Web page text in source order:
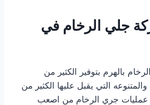
جلي الرخام في
بالهرم بتوفير الكثير من
التي يقبل عليها الكثير من
عمليات جري الرخام من اصعب